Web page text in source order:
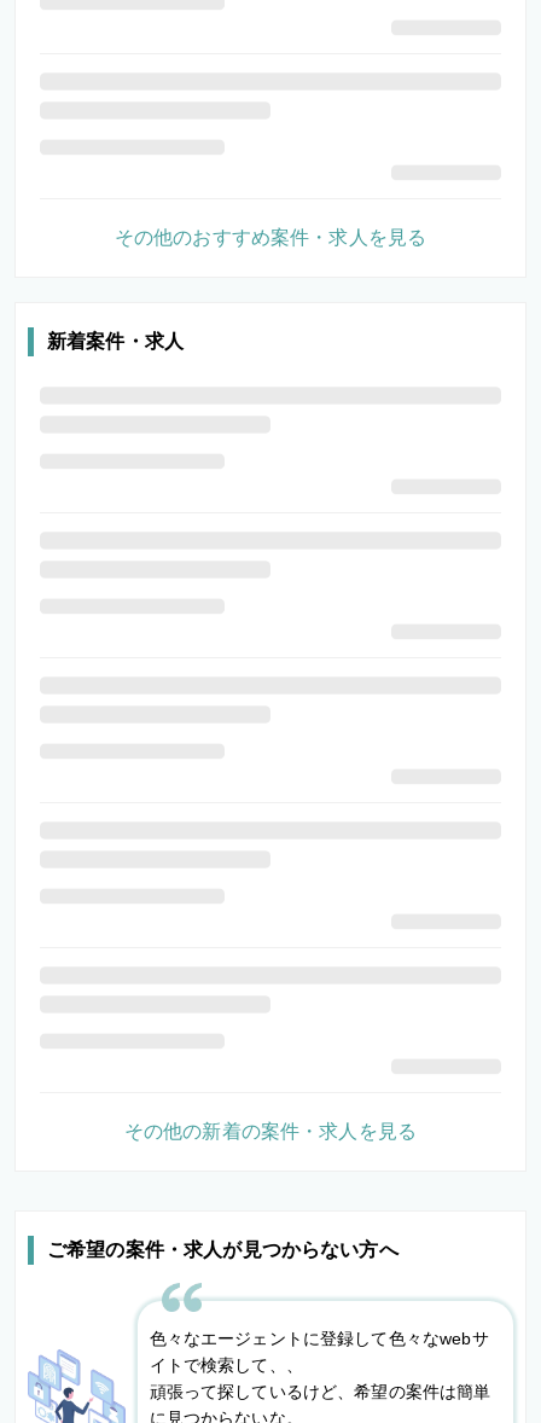
ご希望の案件・求人が見つからない方へ
色々なエージェントに登録して色々なwebサ
イトで検索して、、
頑張って探しているけど、希望の案件は簡単
に見つからないな。
その他のおすすめ案件・求人を見る
新着案件・求人
その他の新着の案件・求人を見る